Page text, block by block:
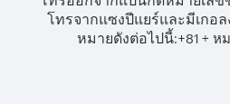
โทรจากแซงปีแยร์และมีเกอล
หมายดังต่อไปนี้:+81+ ห